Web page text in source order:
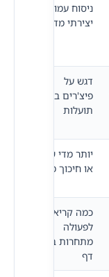
ניסוח עמום או
יצירתי מדי
דגש על
פיצ'רים במקום
תועלות
יותר מדי שדות
או חיכוך מיותר
כמה קריאות
לפעולה
מתחרות באותו
דף